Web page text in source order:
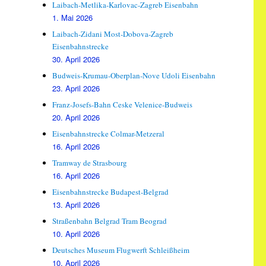
Laibach-Metlika-Karlovac-Zagreb Eisenbahn
1. Mai 2026
Laibach-Zidani Most-Dobova-Zagreb
Eisenbahnstrecke
30. April 2026
Budweis-Krumau-Oberplan-Nove Udoli Eisenbahn
23. April 2026
Franz-Josefs-Bahn Ceske Velenice-Budweis
20. April 2026
Eisenbahnstrecke Colmar-Metzeral
16. April 2026
Tramway de Strasbourg
16. April 2026
Eisenbahnstrecke Budapest-Belgrad
13. April 2026
Straßenbahn Belgrad Tram Beograd
10. April 2026
Deutsches Museum Flugwerft Schleißheim
10. April 2026